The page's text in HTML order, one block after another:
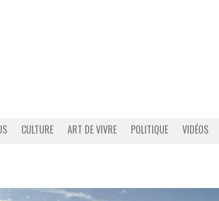
CULTURE ART DE VIVRE POLITIQUE VIDÉOS